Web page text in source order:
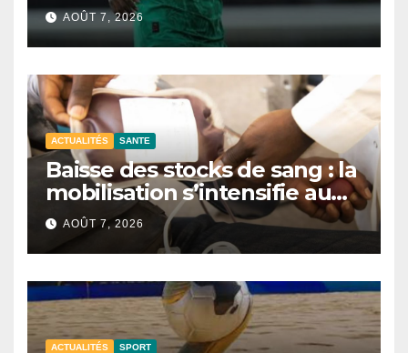
AOÛT 7, 2026
ACTUALITÉS SANTE
Baisse des stocks de sang : la
mobilisation s’intensifie au
CNTS de Dakar.
AOÛT 7, 2026
ACTUALITÉS SPORT